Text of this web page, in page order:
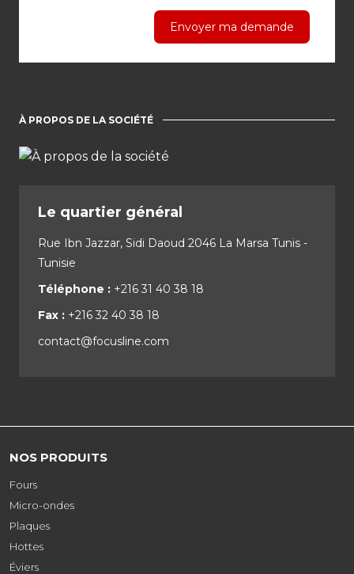
Envoyer ma demande
À PROPOS DE LA SOCIÉTÉ
Le quartier général
Rue Ibn Jazzar, Sidi Daoud 2046 La Marsa Tunis -
Tunisie
Téléphone : +216 31 40 38 18
Fax : +216 32 40 38 18
contact@focusline.com
NOS PRODUITS
Fours
Micro-ondes
Plaques
Hottes
Éviers